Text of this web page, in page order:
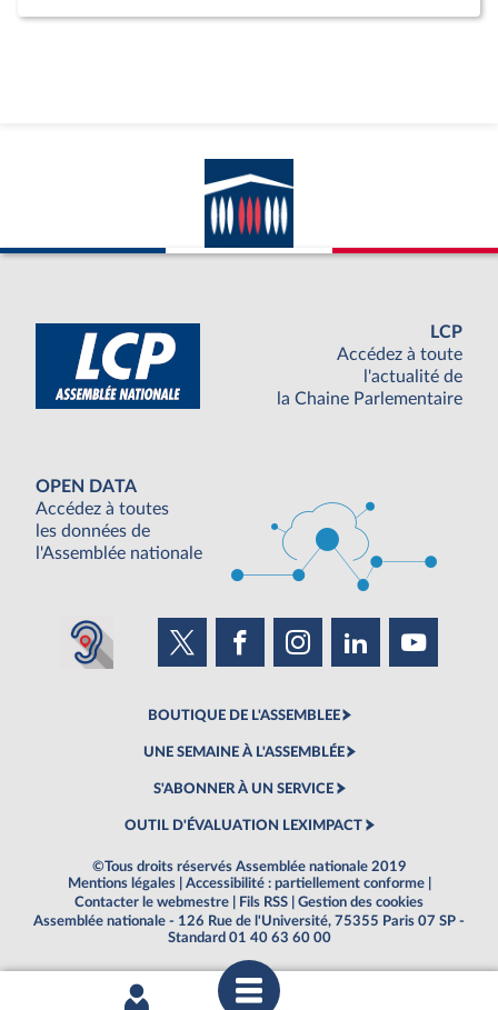
LCP
Accédez à toute
l'actualité de
la Chaine Parlementaire
OPEN DATA
Accédez à toutes
les données de
l'Assemblée nationale
BOUTIQUE DE L'ASSEMBLEE
UNE SEMAINE À L'ASSEMBLÉE
S'ABONNER À UN SERVICE
OUTIL D'ÉVALUATION LEXIMPACT
©Tous droits réservés Assemblée nationale 2019
Mentions légales
Accessibilité : partiellement conforme
Contacter le webmestre
Fils RSS
Gestion des cookies
Assemblée nationale - 126 Rue de l'Université, 75355 Paris 07 SP -
Standard 01 40 63 60 00